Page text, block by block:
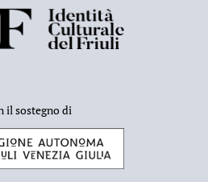
il sostegno di